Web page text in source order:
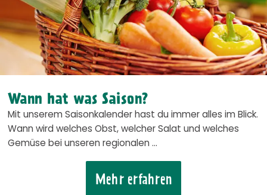
Wann hat was Saison?
Mit unserem Saisonkalender hast du immer alles im Blick.
Wann wird welches Obst, welcher Salat und welches
Gemüse bei unseren regionalen …
Mehr erfahren